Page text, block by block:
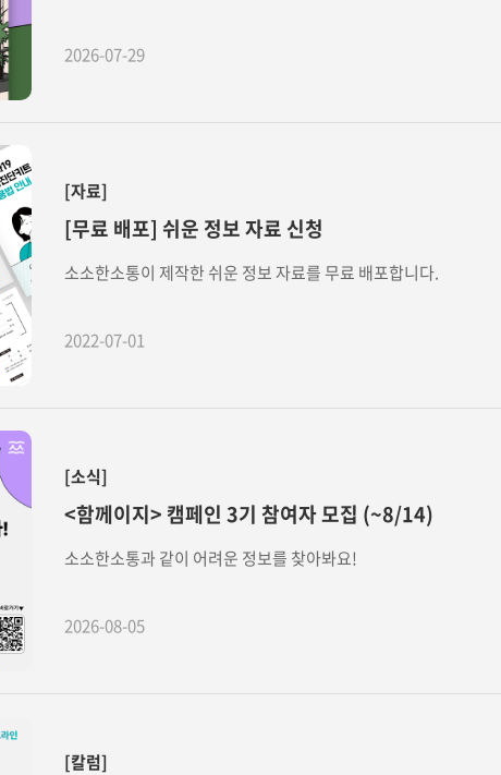
2026-07-29
[자료]
[무료 배포] 쉬운 정보 자료 신청
소소한소통이 제작한 쉬운 정보 자료를 무료 배포합니다.
2022-07-01
[소식]
<함께이지> 캠페인 3기 참여자 모집 (~8/14)
소소한소통과 같이 어려운 정보를 찾아봐요!
2026-08-05
[칼럼]